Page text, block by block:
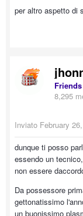
per altro aspetto di
Friends
8,295
Inviato February
dunque ti posso
essendo un
non essere
Da possessore
gettonatissimo
un buonissimo